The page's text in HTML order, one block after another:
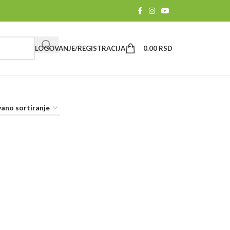
LOGOVANJE/REGISTRACIJA 0.00 RSD